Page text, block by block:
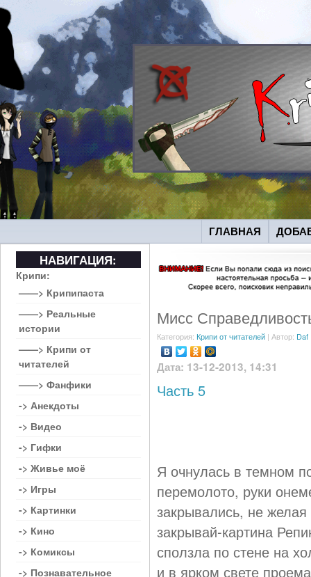
ГЛАВНАЯ
Мисс
Категория: Крипи от читателей | Автор: Daf
Дата: 13-12-2013, 14:31
Часть 5
Я очнулась в темном
перемолото, руки
закрывались, не желая
закрывай-картина
сползла по стене на
и в ярком свете
НАВИГАЦИЯ:
Крипи:
——> Крипипаста
——> Реальные
истории
——> Крипи от
читателей
——> Фанфики
-> Анекдоты
-> Видео
-> Гифки
-> Живье моё
-> Игры
-> Картинки
-> Кино
-> Комиксы
-> Познавательное